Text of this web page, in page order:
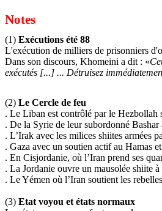
Notes
(1) Exécutions été 88
L'exécution de milliers de prisonniers
Dans son discours, Khomeini a dit : «
exécutés [...] ... Détruisez
(2) Le Cercle de feu
. Le Liban estcontrôlé par le Hezbollah
. De la Syrie de leur subordonné Bashar
. L’Irak avec les milices shiites armées
. Gaza avec un soutien actif au Hamas
. En Cisjordanie, où l’Iran prend ses
. La Jordanie ouvre un mausolée shiite à
. LeYémen où l’Iran soutientles rebelles
(3) Etat voyou et états normaux